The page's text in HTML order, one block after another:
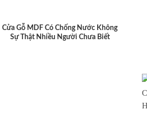
Cửa Gỗ MDF Có Chống Nước Không
Sự Thật Nhiều Người Chưa Biết